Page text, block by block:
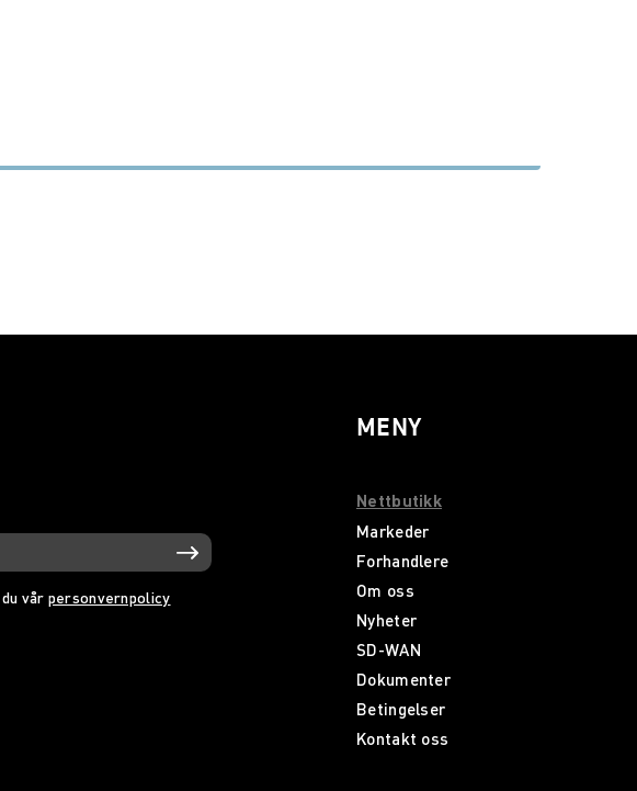
vår personvernpolicy
MENY
Nettbutikk
Markeder
Forhandlere
Om oss
Nyheter
SD-WAN
Dokumenter
Betingelser
Kontakt oss